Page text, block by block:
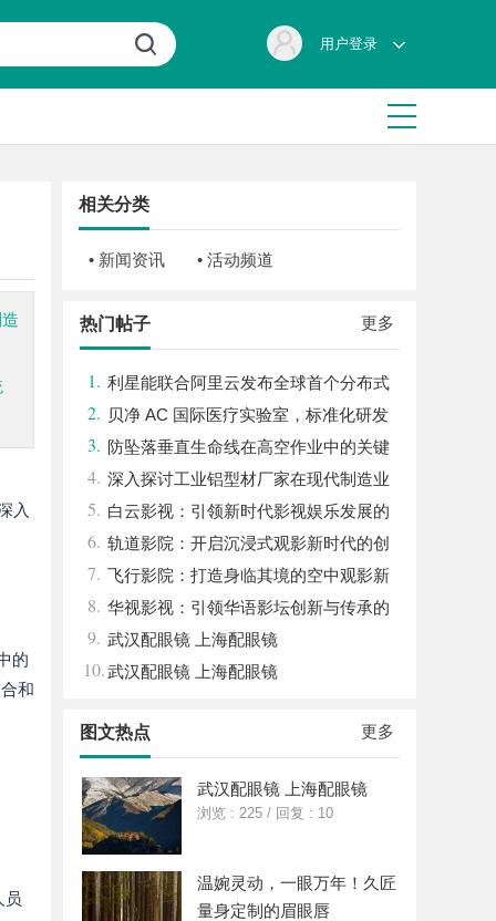
用户登录
入
的
和
员
相关分类
• 新闻资讯 • 活动频道
更多
热门帖子
1. 利星能联合阿里云发布全球首个分布式
算电协同解决方案
2. 贝净 AC 国际医疗实验室，标准化研发
体系全解析
3. 防坠落垂直生命线在高空作业中的关键
应用与安全保障
4. 深入探讨工业铝型材厂家在现代制造业
中的重要角色与发展趋势
5. 白云影视：引领新时代影视娱乐发展的
先锋力量
6. 轨道影院：开启沉浸式观影新时代的创
新空间体验
7. 飞行影院：打造身临其境的空中观影新
体验
8. 华视影视：引领华语影坛创新与传承的
文化先锋
9. 武汉配眼镜 上海配眼镜
10.武汉配眼镜 上海配眼镜
更多
图文热点
武汉配眼镜 上海配眼镜
浏览 : 225 / 回复 : 10
温婉灵动，一眼万年！久匠
量身定制的眉眼唇